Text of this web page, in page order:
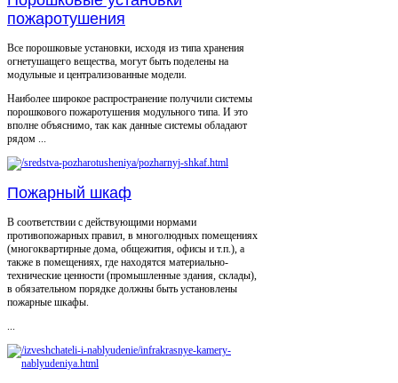
пожаротушения
Все порошковые установки, исходя из типа хранения
огнетушащего вещества, могут быть поделены на
модульные и централизованные модели.
Наиболее широкое распространение получили системы
порошкового пожаротушения модульного типа. И это
вполне объяснимо, так как данные системы обладают
рядом ...
Пожарный шкаф
В соответствии с действующими нормами
противопожарных правил, в многолюдных помещениях
(многоквартирные дома, общежития, офисы и т.п.), а
также в помещениях, где находятся материально-
технические ценности (промышленные здания, склады),
в обязательном порядке должны быть установлены
пожарные шкафы.
...